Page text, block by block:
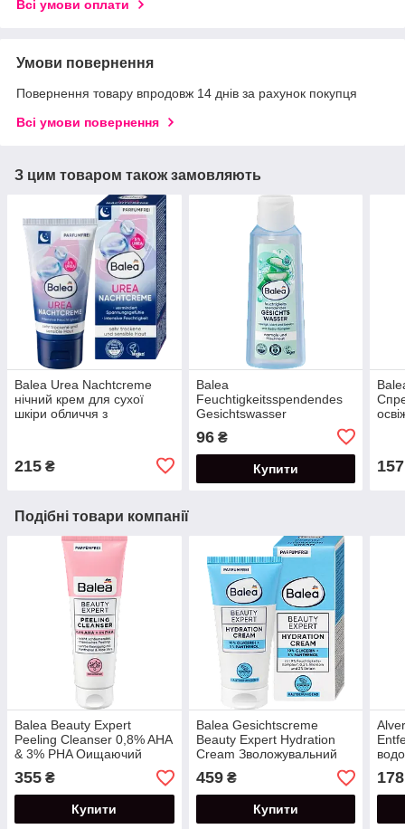
Всі умови оплати
Умови повернення
Повернення товару впродовж 14 днів за рахунок покупця
Всі умови повернення
З цим товаром також замовляють
Balea Urea Nachtcreme
нічний крем для сухої
шкіри обличчя з
215 ₴
Balea
Feuchtigkeitsspendendes
Gesichtswasser
обличчя 200 мл
96₴
Купити 157
Подібні товари компанії
Balea Beauty Expert
Peeling Cleanser 0,8% AHA
& 3% PHA Оищаючий
пілінг для шкіри обличчя
125 мл
355 ₴
Купити
Balea Gesichtscreme
Beauty Expert Hydration
Cream Зволожувальний
крем для обличчя 10%
гліцерину і 5% пантенолу
50 мл
459₴
Купити
178